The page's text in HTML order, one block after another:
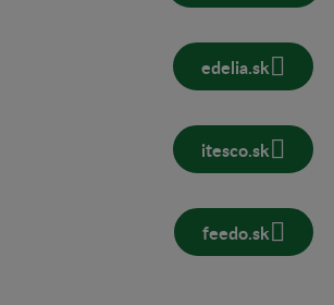
edelia.sk
itesco.sk
feedo.sk